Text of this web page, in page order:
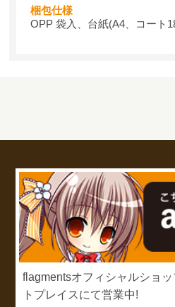
梱包仕様
OPP 袋入、台紙(A4、コート
flagmentsオフィシャルショ
トプレイスにて営業中!